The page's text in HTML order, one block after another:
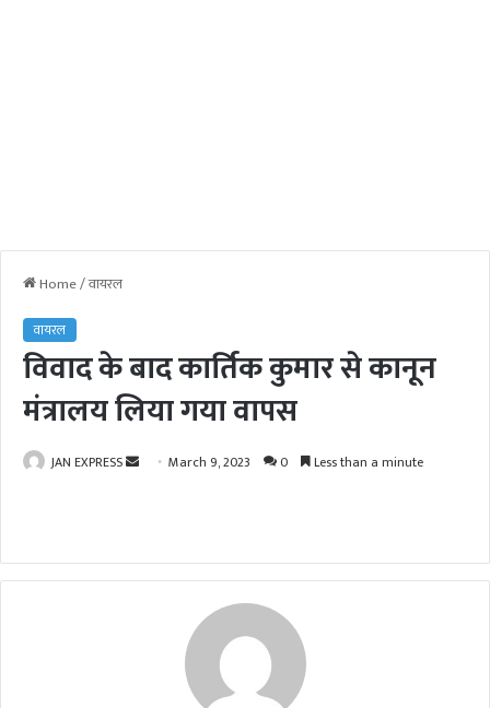
Home/वायरल
वायरल
विवाद के बाद कार्तिक कुमार से कानून
मंत्रालय लिया गया वापस
JAN EXPRESS
a
March 9, 2023 0 Less than a minute